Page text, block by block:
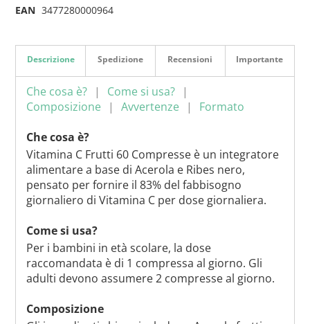
EAN 3477280000964
Descrizione
Che cosa è?
Come si usa?
Composizione
Avvertenze
Formato
Che cosa è?
Vitamina C Frutti 60 Compresse è un integratore
alimentare a base di Acerola e Ribes nero,
pensato per fornire il 83% del fabbisogno
giornaliero di Vitamina C per dose giornaliera.
Come si usa?
Per i bambini in età scolare, la dose
raccomandata è di 1 compressa al giorno. Gli
adulti devono assumere 2 compresse al giorno.
Composizione
Spedizione Recensioni Importante